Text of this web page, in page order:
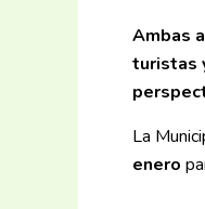
Ambas
turistas
La
enero